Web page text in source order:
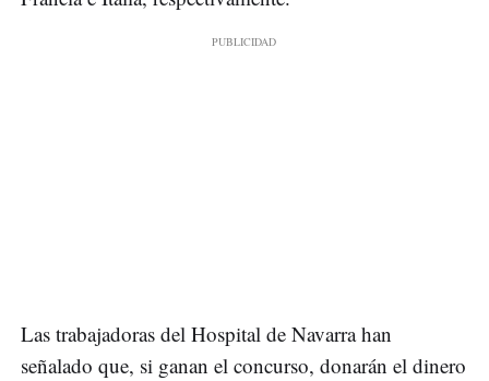
Las trabajadoras del Hospital de Navarra han
señalado que, si ganan el concurso, donarán el dinero